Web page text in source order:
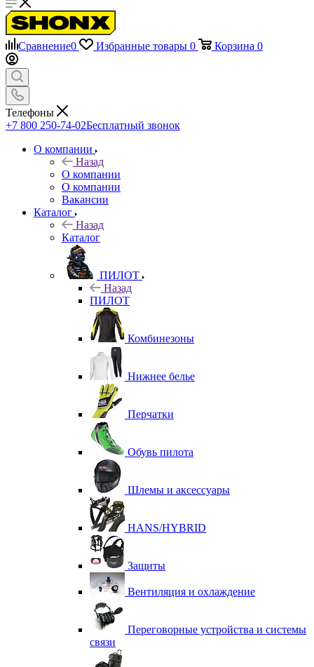
Сравнение0 Избранные товары 0 Корзина 0
Телефоны
+7 800 250-74-02Бесплатный звонок
О компании
Назад
О компании
О компании
Вакансии
Каталог
Назад
Каталог
ПИЛОТ
Назад
ПИЛОТ
Комбинезоны
Нижнее белье
Перчатки
Обувь пилота
Шлемы и аксессуары
HANS/HYBRID
Защиты
Вентиляция и охлаждение
Переговорные устройства и системы
связи